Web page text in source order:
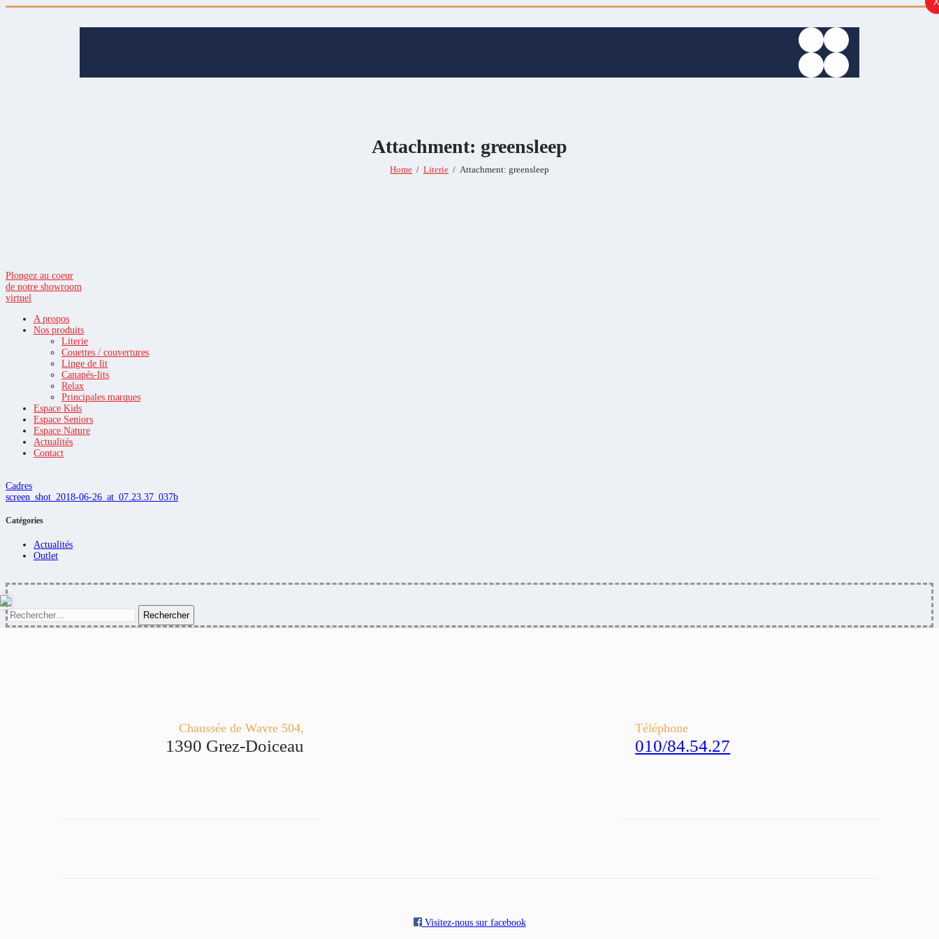
Attachment: greensleep
Home Literie Attachment: greensleep
Plongez au coeur
de notre showroom
virtuel
A propos
Nos produits
Literie
Couettes / couvertures
Linge de lit
Canapés-lits
Relax
Principales marques
Espace Kids
Espace Seniors
Espace Nature
Actualités
Contact
Cadres
screen_shot_2018-06-26_at_07.23.37_037b
Catégories
Actualités
Outlet
Rechercher :
Chaussée de Wavre 504,
1390 Grez-Doiceau
Téléphone
010/84.54.27
Visitez-nous sur facebook